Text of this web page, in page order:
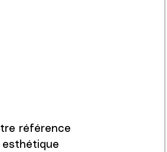
référence
esthétique